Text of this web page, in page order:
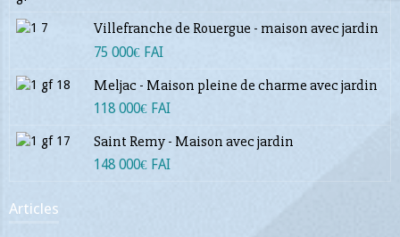
Villefranche de Rouergue - maison avec jardin
75 000€ FAI
Meljac - Maison pleine de charme avec jardin
118 000€ FAI
Saint Remy - Maison avec jardin
148 000€ FAI
Articles